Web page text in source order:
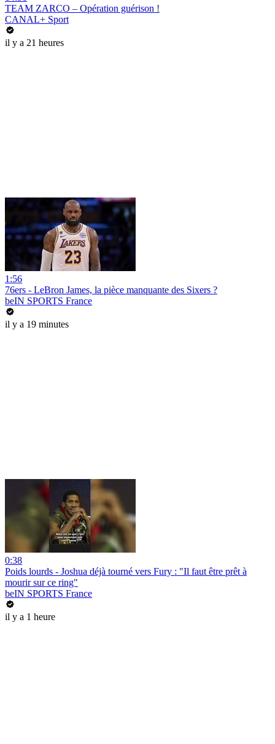
TEAM ZARCO – Opération guérison !
CANAL+ Sport
il y a 21 heures
1:56
76ers - LeBron James, la pièce manquante des Sixers ?
beIN SPORTS France
il y a 19 minutes
0:38
Poids lourds - Joshua déjà tourné vers Fury : "Il faut être prêt à
mourir sur ce ring"
beIN SPORTS France
il y a 1 heure